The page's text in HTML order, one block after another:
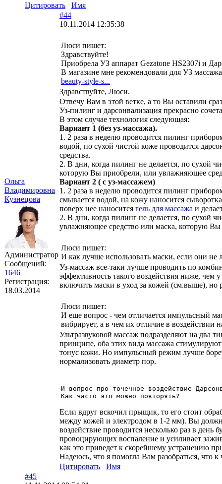
Цитировать
Имя
Ольга
Владимировна
Кузнецова
Администратор
Сообщений:
1646
Регистрация:
18.03.2014
#44
10.11.2014 12:35:38
Люси пишет:
Здравствуйте!
Приобрела УЗ аппарат Gezatone HS2307i и
В магазине мне рекомендовали для УЗ
beauty-style-s...
Здравствуйте, Люси.
Отвечу Вам в этой ветке, а то Вы оставили
Уз-пилинг и дарсонвализация прекрасно
В этом случае технология следующая:
Вариант 1 (без уз-массажа).
1. 2 раза в неделю проводится пилинг
водой, по сухой чистой коже проводится
средства.
2. В дни, когда пилинг не делается, по сухой
которую Вы приобрели, или увлажняющее
Вариант 2 ( с уз-массажем)
1. 2 раза в неделю проводится пилинг
смывается водой, на кожу наносится
поверх нее наносится гель для массажа и
2. В дни, когда пилинг не делается, по сухой
увлажняющее средство или маска, которую
Люси пишет:
И как лучше использовать маски, если они
Уз-массаж все-таки лучше проводить по
эффективность такого воздействия ниже, чем
включить маски в уход за кожей (см.выше), но
Люси пишет:
И еще вопрос - чем отличается импульсный
вибрирует, а в чем их отличие в воздействии
Ультразвуковой массаж подразделяют на два
принципе, оба этих вида массажа
тонус кожи. Но импульсный режим лучше
нормализовать диаметр пор.
И вопрос про точечное воздействие
Как часто это можно повторять?
Если вдруг вскочил прыщик, то его стоит
между кожей и электродом в 1-2 мм). Вы
воздействие проводится несколько раз в
провоцирующих воспаление и усиливает
как это приведет к скорейшему устранению
Надеюсь, что я помогла Вам разобраться, что
Цитировать
Имя
#45